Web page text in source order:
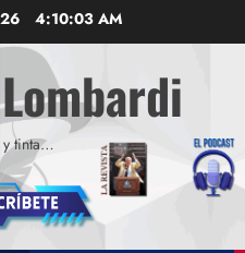
4:10:05 AM
y tinta…